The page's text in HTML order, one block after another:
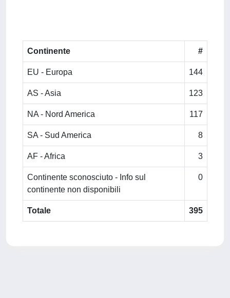
Continente #
EU - Europa 144
AS - Asia 123
NA - Nord America 117
SA - Sud America 8
AF - Africa 3
Continente sconosciuto - Info sul
continente non disponibili
0
Totale 395